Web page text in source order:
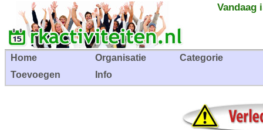
Vandaag
Home Organisatie
Categorie
Toevoegen
Info